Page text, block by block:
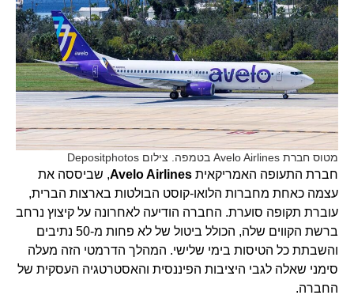
מטוס חברת Avelo Airlines בטמפה. צילום Depositphotos
חברת התעופה האמריקאיתAvelo Airlines, שביססה את
עצמה כאחת מחברות הלואו-קוסט הבולטות בארצות הברית,
עוברת תקופה סוערת. החברה הודיעה לאחרונה על קיצוץ נרחב
ברשת הקווים שלה, הכולל ביטול של לא פחות מ-50 נתיבים
והשבתת כל הטיסות בימי שלישי. המהלך הדרמטי הזה מעלה
סימני שאלה לגבי היציבות הפיננסית והאסטרטגיה העסקית של
החברה.